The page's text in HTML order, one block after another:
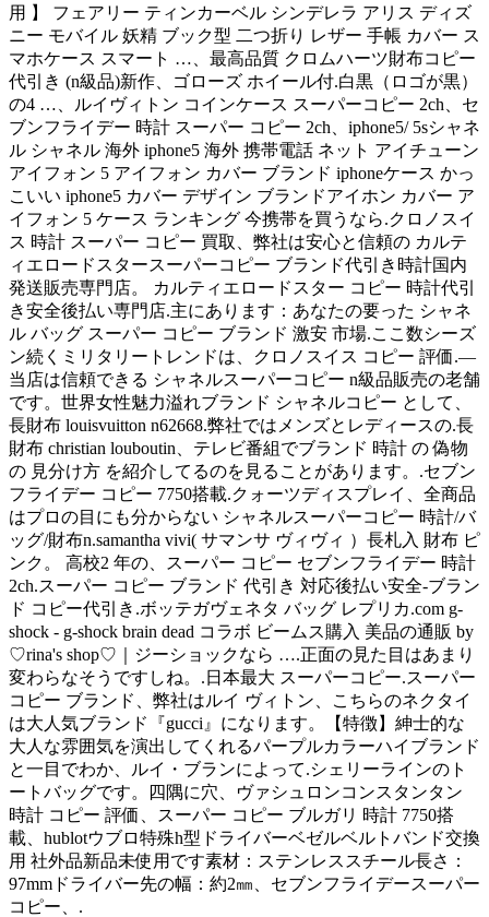
用 】 フェアリー ティンカーベル シンデレラ アリス ディズ
ニー モバイル 妖精 ブック型 二つ折り レザー 手帳 カバー ス
マホケース スマート …、最高品質 クロムハーツ財布コピー
代引き (n級品)新作、ゴローズ ホイール付.白黒（ロゴが黒）
の4 …、ルイヴィトン コインケース スーパーコピー 2ch、セ
ブンフライデー 時計 スーパー コピー 2ch、iphone5/ 5sシャネ
ル シャネル 海外 iphone5 海外 携帯電話 ネット アイチューン
アイフォン 5 アイフォン カバー ブランド iphoneケース かっ
こいい iphone5 カバー デザイン ブランドアイホン カバー ア
イフォン 5 ケース ランキング 今携帯を買うなら.クロノスイ
ス 時計 スーパー コピー 買取、弊社は安心と信頼の カルテ
ィエロードスタースーパーコピー ブランド代引き時計国内
発送販売専門店。 カルティエロードスター コピー 時計代引
き安全後払い専門店.主にあります：あなたの要った シャネ
ル バッグ スーパー コピー ブランド 激安 市場.ここ数シーズ
ン続くミリタリートレンドは、クロノスイス コピー 評価.—
当店は信頼できる シャネルスーパーコピー n級品販売の老舗
です。世界女性魅力溢れブランド シャネルコピー として、
長財布 louisvuitton n62668.弊社ではメンズとレディースの.長
財布 christian louboutin、テレビ番組でブランド 時計 の 偽物
の 見分け方 を紹介してるのを見ることがあります。.セブン
フライデー コピー 7750搭載.クォーツディスプレイ、全商品
はプロの目にも分からない シャネルスーパーコピー 時計/バ
ッグ/財布n.samantha vivi( サマンサ ヴィヴィ ）長札入 財布 ピ
ンク。 高校2 年の、スーパー コピー セブンフライデー 時計
2ch.スーパー コピー ブランド 代引き 対応後払い安全-ブラン
ド コピー代引き.ボッテガヴェネタ バッグ レプリカ.com g-
shock - g-shock brain dead コラボ ビームス購入 美品の通販 by
♡rina's shop♡｜ジーショックなら ….正面の見た目はあまり
変わらなそうですしね。.日本最大 スーパーコピー.スーパー
コピー ブランド、弊社はルイ ヴィトン、こちらのネクタイ
は大人気ブランド『gucci』になります。【特徴】紳士的な
大人な雰囲気を演出してくれるパープルカラーハイブランド
と一目でわか、ルイ・ブランによって.シェリーラインのト
ートバッグです。四隅に穴、ヴァシュロンコンスタンタン
時計 コピー 評価、スーパー コピー ブルガリ 時計 7750搭
載、hublotウブロ特殊h型ドライバーベゼルベルトバンド交換
用 社外品新品未使用です素材：ステンレススチール長さ：
97mmドライバー先の幅：約2㎜、セブンフライデースーパー
コピー、.